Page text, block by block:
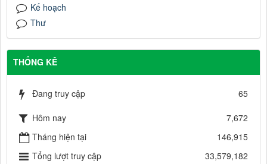
Kế hoạch
Thư
THỐNG KÊ
Đang truy cập 65
Hôm nay
7,672
Tháng hiện tại
146,915
Tổng lượt truy cập
33,579,182